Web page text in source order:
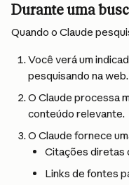
Durante uma
Quando o Claude
Você verá um
pesquisando na web.
O Claude processa
conteúdo relevante.
O Claude fornece
Citações diretas
Links de fontes